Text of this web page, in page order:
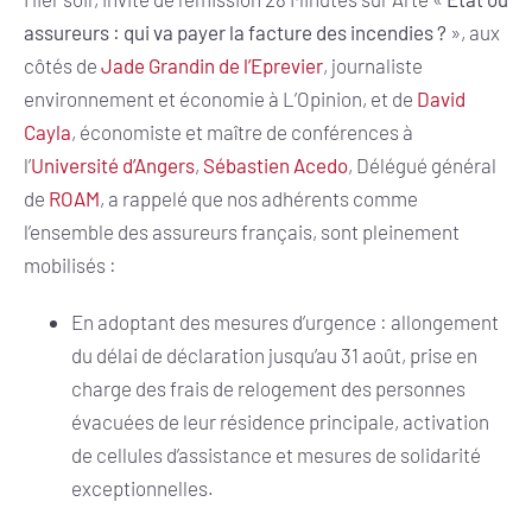
assureurs : qui va payer la facture des incendies ? », aux
côtés de Jade Grandin de l’Eprevier, journaliste
environnement et économie à L’Opinion, et de David
Cayla, économiste et maître de conférences à
l’Université d’Angers, Sébastien Acedo, Délégué général
de ROAM, a rappelé que nos adhérents comme
l’ensemble des assureurs français, sont pleinement
mobilisés :
En adoptant des mesures d’urgence : allongement
du délai de déclaration jusqu’au 31 août, prise en
charge des frais de relogement des personnes
évacuées de leur résidence principale, activation
de cellules d’assistance et mesures de solidarité
exceptionnelles.